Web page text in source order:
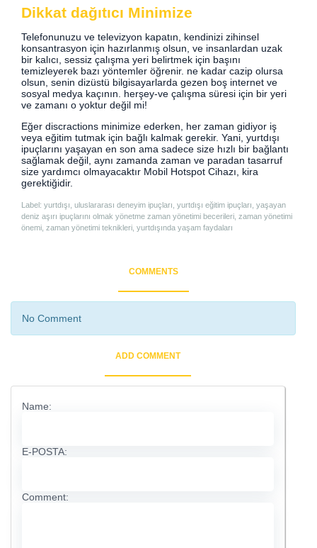
Dikkat dağıtıcı Minimize
Telefonunuzu ve televizyon kapatın, kendinizi zihinsel
konsantrasyon için hazırlanmış olsun, ve insanlardan uzak
bir kalıcı, sessiz çalışma yeri belirtmek için başını
temizleyerek bazı yöntemler öğrenir. ne kadar cazip olursa
olsun, senin dizüstü bilgisayarlarda gezen boş internet ve
sosyal medya kaçının. herşey-ve çalışma süresi için bir yeri
ve zamanı o yoktur değil mi!
Eğer discractions minimize ederken, her zaman gidiyor iş
veya eğitim tutmak için bağlı kalmak gerekir. Yani, yurtdışı
ipuçlarını yaşayan en son ama sadece size hızlı bir bağlantı
sağlamak değil, aynı zamanda zaman ve paradan tasarruf
size yardımcı olmayacaktır Mobil Hotspot Cihazı, kira
gerektiğidir.
Label: yurtdışı, uluslararası deneyim ipuçları, yurtdışı eğitim ipuçları, yaşayan
deniz aşırı ipuçlarını olmak yönetme zaman yönetimi becerileri, zaman yönetimi
önemi, zaman yönetimi teknikleri, yurtdışında yaşam faydaları
COMMENTS
No Comment
ADD COMMENT
Name:
E-POSTA:
Comment: